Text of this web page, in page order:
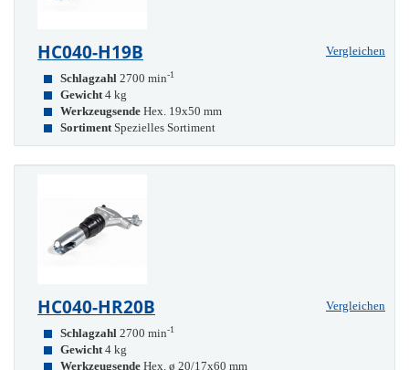
HC040-H19B
Vergleichen
Schlagzahl 2700 min-1
Gewicht 4 kg
Werkzeugsende Hex. 19x50 mm
Sortiment Spezielles Sortiment
HC040-HR20B
Vergleichen
Schlagzahl 2700 min-1
Gewicht 4 kg
Werkzeugsende Hex. ø 20/17x60 mm